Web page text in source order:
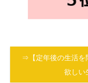
⇒【定年後の生活を
欲しい